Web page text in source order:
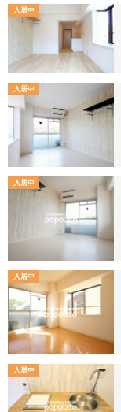
入居中
入居中
入居中
入居中
入居中